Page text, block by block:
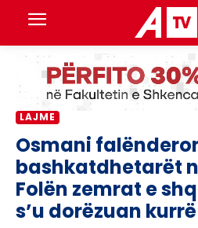
LAJME
Osmani
bashkatdhetarët
Folën zemrat e
s’u dorëzuan kurrë